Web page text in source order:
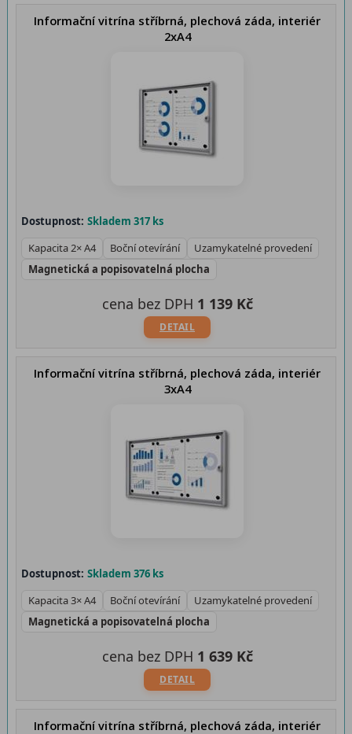
Informační vitrína stříbrná, plechová záda, interiér
2xA4
Dostupnost: Skladem 317 ks
Kapacita 2× A4
Boční otevírání
Uzamykatelné provedení
Magnetická a popisovatelná plocha
DETAIL
cena bez DPH 1 139 Kč
Informační vitrína stříbrná, plechová záda, interiér
3xA4
Dostupnost: Skladem 376 ks
Kapacita 3× A4
Boční otevírání
Uzamykatelné provedení
Magnetická a popisovatelná plocha
DETAIL
cena bez DPH 1 639 Kč
Informační vitrína stříbrná, plechová záda, interiér